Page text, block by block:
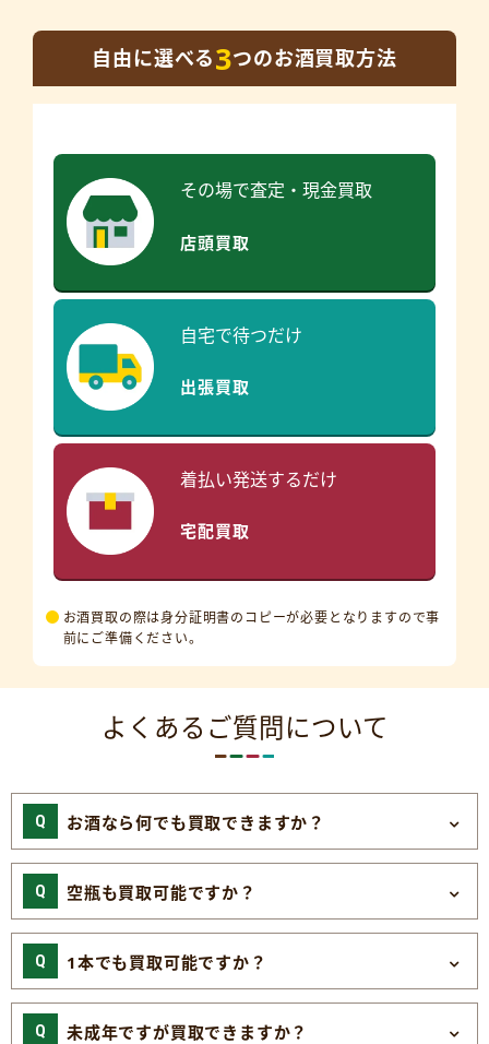
自由に選べる3つのお酒買取方法
その場で査定・現金買取
店頭買取
自宅で待つだけ
出張買取
着払い発送するだけ
宅配買取
お酒買取の際は身分証明書のコピーが必要となりますので事
前にご準備ください。
よくあるご質問について
お酒なら何でも買取できますか？
空瓶も買取可能ですか？
1本でも買取可能ですか？
未成年ですが買取できますか？